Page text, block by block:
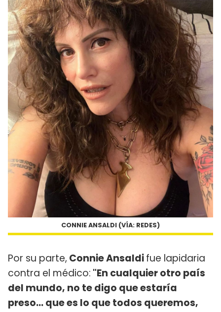
CONNIE ANSALDI (VÍA: REDES)
Por su parte, Connie Ansaldifue lapidaria
contra el médico: "En cualquier otro país
del mundo, no te digo que estaría
preso… que es lo que todos queremos,